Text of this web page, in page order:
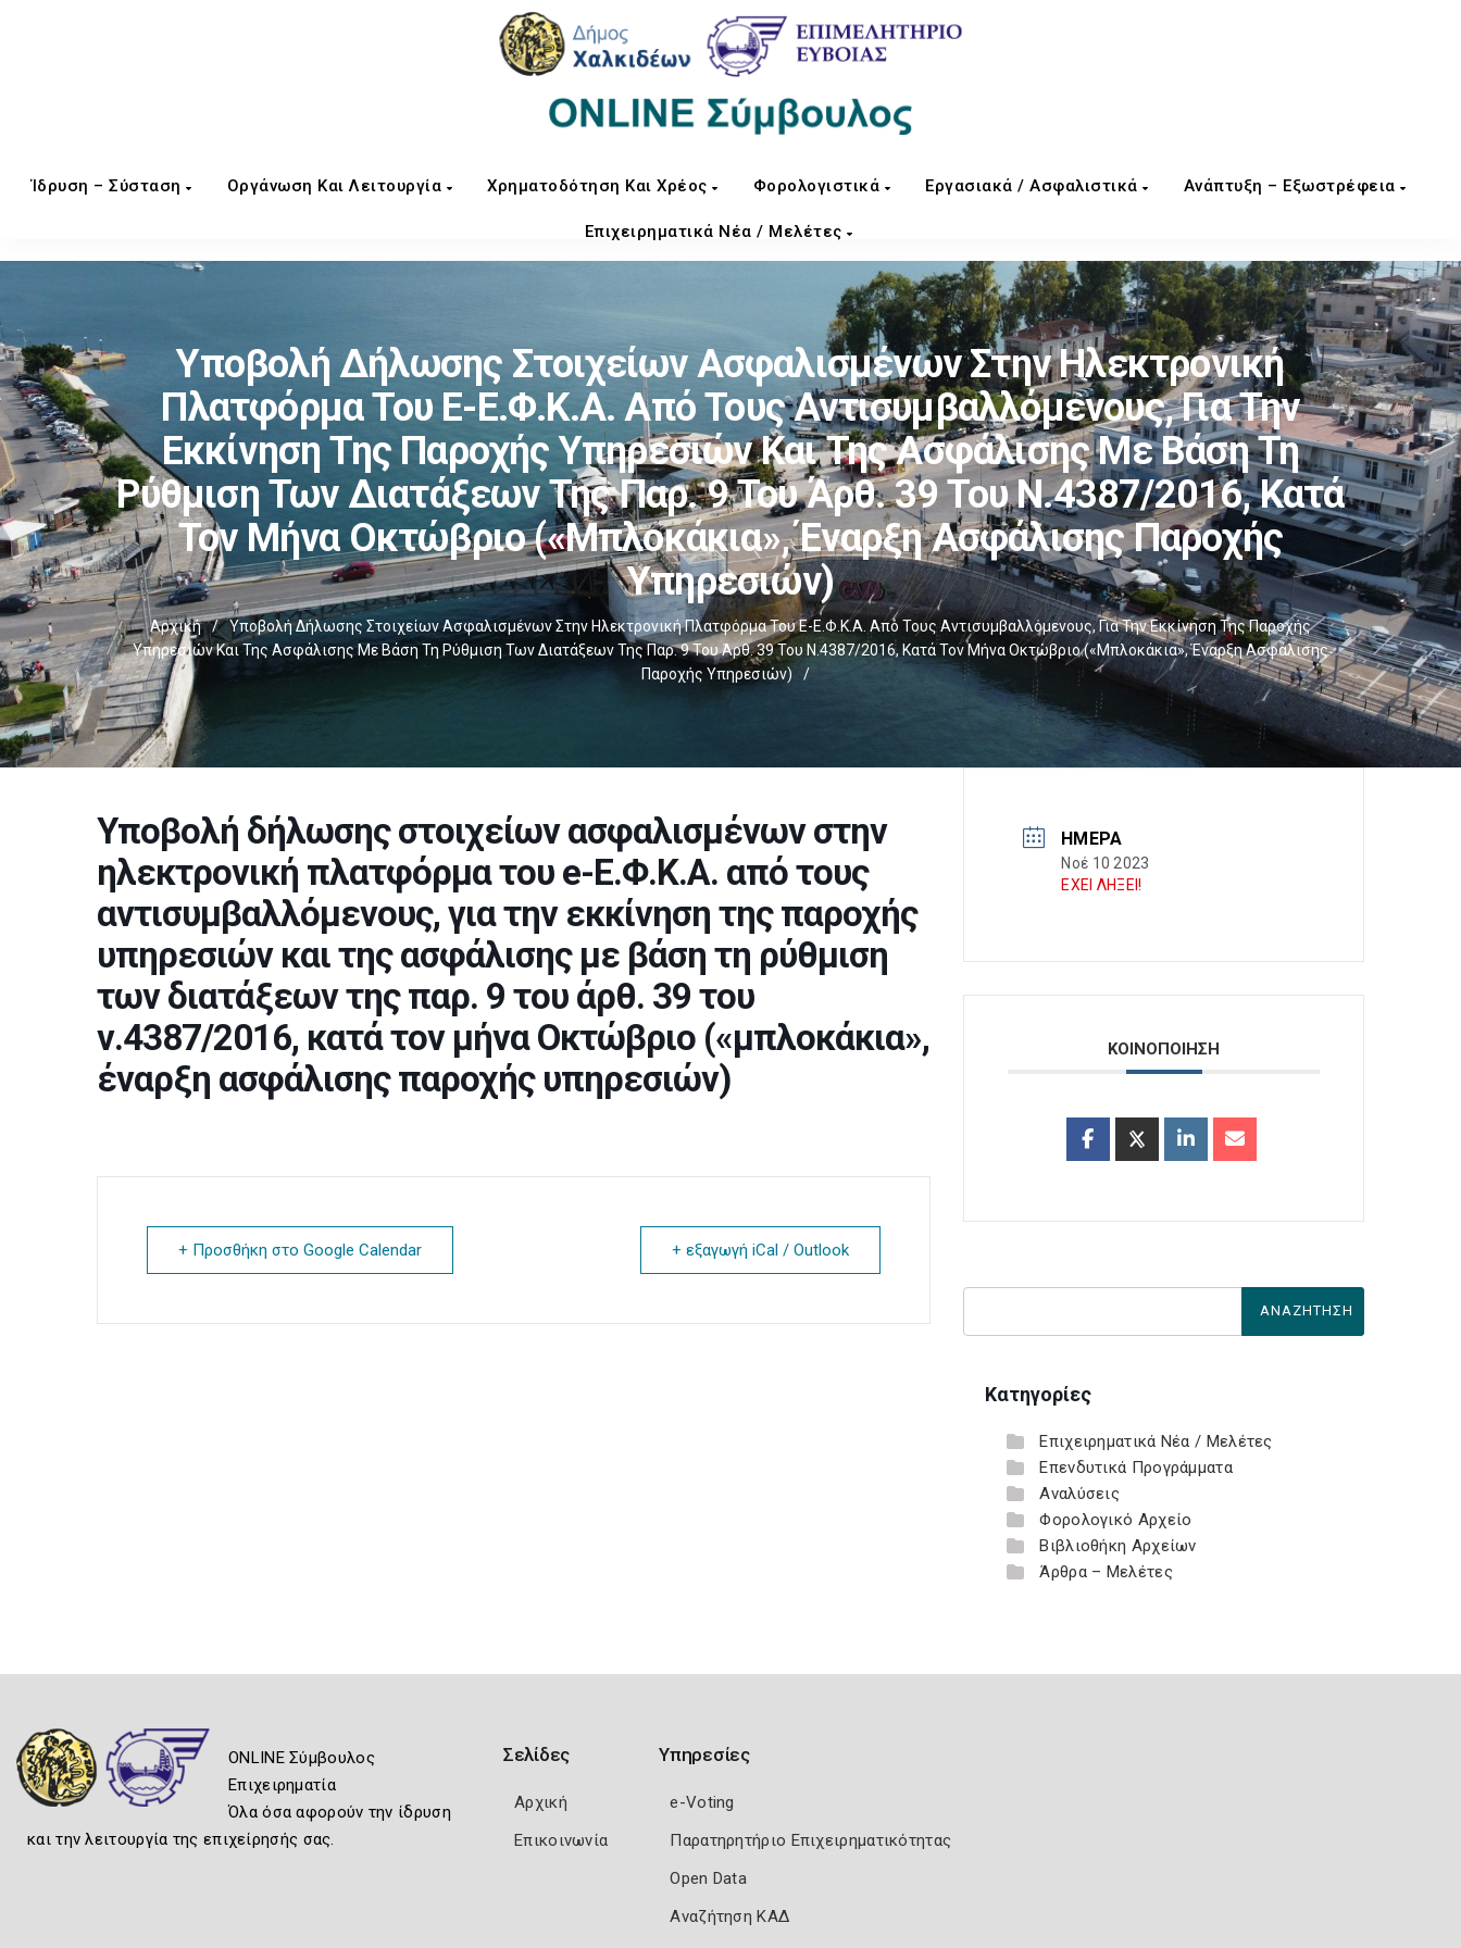
Ίδρυση – Σύσταση Οργάνωση Και Λειτουργία Χρηματοδότηση Και Χρέος Φορολογιστικά Εργασιακά / Ασφαλιστικά Ανάπτυξη – Εξωστρέφεια
Επιχειρηματικά Νέα / Μελέτες
Υποβολή Δήλωσης Στοιχείων Ασφαλισμένων Στην Ηλεκτρονική
Πλατφόρμα Του E-Ε.Φ.Κ.Α. Από Τους Αντισυμβαλλόμενους, Για Την
Εκκίνηση Της Παροχής Υπηρεσιών Και Της Ασφάλισης Με Βάση Τη
Ρύθμιση Των Διατάξεων Της Παρ. 9 Του Άρθ. 39 Του Ν.4387/2016, Κατά
Τον Μήνα Οκτώβριο («μπλοκάκια», Έναρξη Ασφάλισης Παροχής
Υπηρεσιών)
Αρχική /
Υποβολή Δήλωσης Στοιχείων Ασφαλισμένων Στην Ηλεκτρονική Πλατφόρμα Του E-Ε.Φ.Κ.Α. Από Τους Αντισυμβαλλόμενους, Για Την Εκκίνηση Της Παροχής
Υπηρεσιών Και Της Ασφάλισης Με Βάση Τη Ρύθμιση Των Διατάξεων Της Παρ. 9 Του Άρθ. 39 Του Ν.4387/2016, Κατά Τον Μήνα Οκτώβριο («μπλοκάκια», Έναρξη Ασφάλισης
Παροχής Υπηρεσιών)
/
Υποβολή δήλωσης στοιχείων ασφαλισμένων στην
ηλεκτρονική πλατφόρμα του e-Ε.Φ.Κ.Α. από τους
αντισυμβαλλόμενους, για την εκκίνηση της παροχής
υπηρεσιών και της ασφάλισης με βάση τη ρύθμιση
των διατάξεων της παρ. 9 του άρθ. 39 του
ν.4387/2016, κατά τον μήνα Οκτώβριο («μπλοκάκια»,
έναρξη ασφάλισης παροχής υπηρεσιών)
+ Προσθήκη στο Google Calendar + εξαγωγή iCal / Outlook
ΗΜΈΡΑ
Νοέ 10 2023
ΕΧΕΙ ΛΗΞΕΙ!
ΚΟΙΝΟΠΟΙΗΣΗ
Κατηγορίες
Επιχειρηματικά Νέα / Μελέτες
Επενδυτικά Προγράμματα
Αναλύσεις
Φορολογικό Αρχείο
Βιβλιοθήκη Αρχείων
Άρθρα – Μελέτες
ONLINE Σύμβουλος
Επιχειρηματία
Όλα όσα αφορούν την ίδρυση
και την λειτουργία της επιχείρησής σας.
Σελίδες
Αρχική
Επικοινωνία
Υπηρεσίες
e-Voting
Παρατηρητήριο Επιχειρηματικότητας
Open Data
Αναζήτηση ΚΑΔ